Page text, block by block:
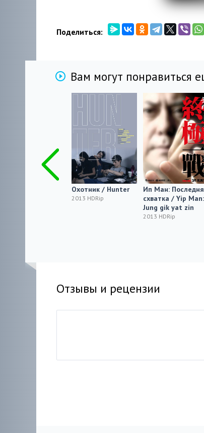
Поделиться:
Вам могут понравиться
Охотник / Hunter
2013 HDRip
Ип Ман:
схватка / Yip Man:
Jung gik yat zin
2013 HDRip
Отзывы и рецензии